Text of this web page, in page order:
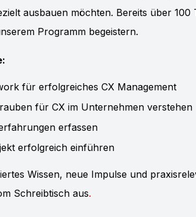
ausbauen möchten. Bereits über 100
Programm begeistern.
für erfolgreiches CX Management
für CX im Unternehmen verstehen
erfassen
erfolgreich einführen
Wissen, neue Impulse und
Schreibtisch aus.